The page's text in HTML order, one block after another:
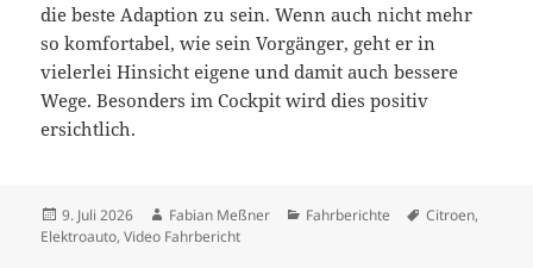
die beste Adaption zu sein. Wenn auch nicht mehr
so komfortabel, wie sein Vorgänger, geht er in
vielerlei Hinsicht eigene und damit auch bessere
Wege. Besonders im Cockpit wird dies positiv
ersichtlich.
Veröffentlicht
am
9. Juli 2026 Autor
Fabian Meßner Kategorien
Fahrberichte Schlagwörter
Citroen,
Elektroauto,Video Fahrbericht